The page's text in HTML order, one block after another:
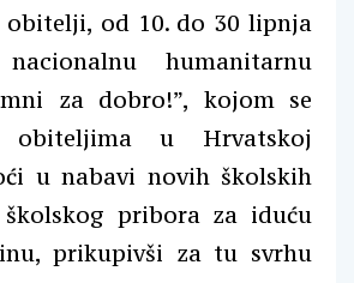
obitelji, od 10. do 30 lipnja
humanitarnu
za dobro!”, kojom se
obiteljima u Hrvatskoj
u nabavi novih školskih
pribora za iduću
prikupivši za tu svrhu